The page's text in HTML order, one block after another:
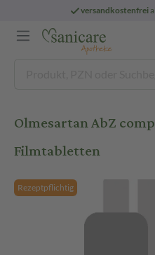
versandkostenfrei
Olmesartan AbZ
Filmtabletten
Rezeptpflichtig